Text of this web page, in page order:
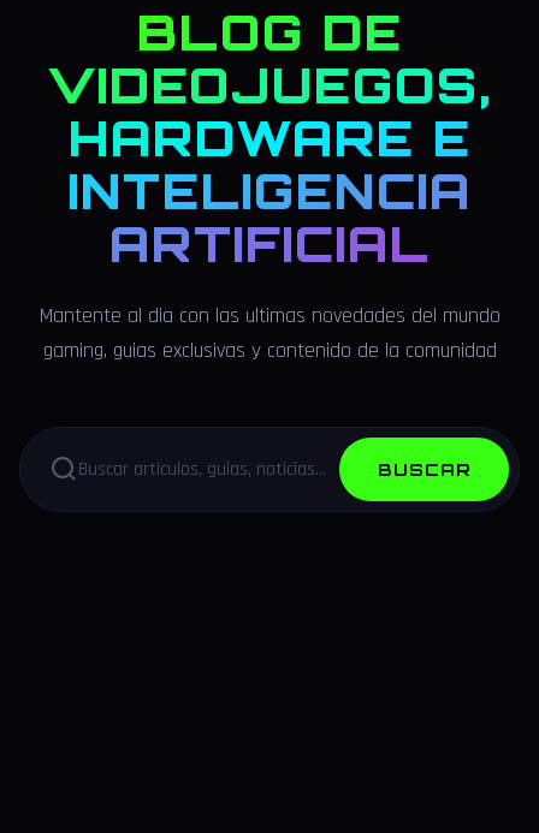
BLOG DE
VIDEOJUEGOS,
HARDWARE E
INTELIGENCIA
ARTIFICIAL
Mantente al dia con las ultimas novedades del mundo
gaming, guias exclusivas y contenido de la comunidad
BUSCAR